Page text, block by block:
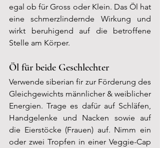
egal ob für Gross oder Klein. Das Öl hat
eine schmerzlindernde Wirkung und
wirkt beruhigend auf die betroffene
Stelle am Körper.
Öl für beide Geschlechter
Verwende siberian fir zur Förderung des
Gleichgewichts männlicher & weiblicher
Energien. Trage es dafür auf Schläfen,
Handgelenke und Nacken sowie auf
die Eierstöcke (Frauen) auf. Nimm ein
oder zwei Tropfen in einer Veggie-Cap